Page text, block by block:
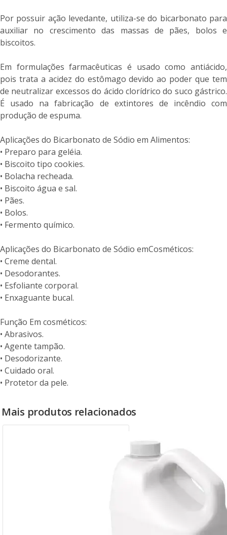
Por possuir ação levedante, utiliza-se do bicarbonato para
auxiliar no crescimento das massas de pães, bolos e
biscoitos.
Em formulações farmacêuticas é usado como antiácido,
pois trata a acidez do estômago devido ao poder que tem
de neutralizar excessos do ácido clorídrico do suco gástrico.
É usado na fabricação de extintores de incêndio com
produção de espuma.
Aplicações do Bicarbonato de Sódio em Alimentos:
• Preparo para geléia.
• Biscoito tipo cookies.
• Bolacha recheada.
• Biscoito água e sal.
• Pães.
• Bolos.
• Fermento químico.
Aplicações do Bicarbonato de Sódio emCosméticos:
• Creme dental.
• Desodorantes.
• Esfoliante corporal.
• Enxaguante bucal.
Função Em cosméticos:
• Abrasivos.
• Agente tampão.
• Desodorizante.
• Cuidado oral.
• Protetor da pele.
Mais produtos relacionados